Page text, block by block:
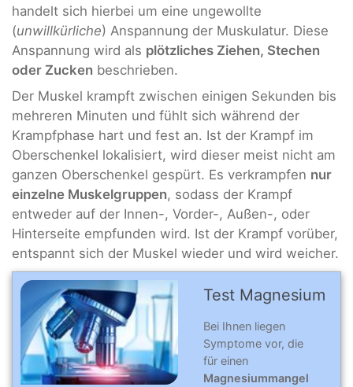
handelt sich hierbei um eine ungewollte
(unwillkürliche) Anspannung der Muskulatur. Diese
Anspannung wird als plötzliches Ziehen, Stechen
oder Zucken beschrieben.
Der Muskel krampft zwischen einigen Sekunden bis
mehreren Minuten und fühlt sich während der
Krampfphase hart und fest an. Ist der Krampf im
Oberschenkel lokalisiert, wird dieser meist nicht am
ganzen Oberschenkel gespürt. Es verkrampfen nur
einzelne Muskelgruppen, sodass der Krampf
entweder auf der Innen-, Vorder-, Außen-, oder
Hinterseite empfunden wird. Ist der Krampf vorüber,
entspannt sich der Muskel wieder und wird weicher.
Test Magnesium
Bei Ihnen liegen
Symptome vor, die
für einen
Magnesiummangel